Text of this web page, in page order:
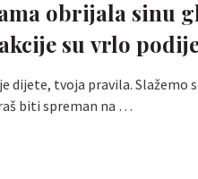
obrijala sinu
su vrlo
dijete, tvoja pravila. Slažemo
biti spreman na …